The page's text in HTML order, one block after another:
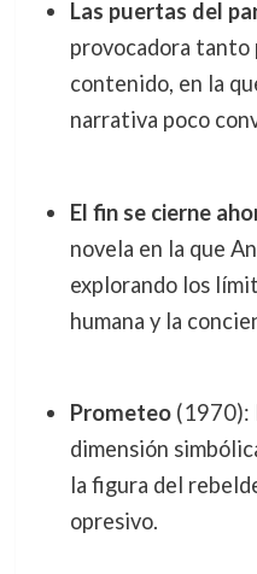
Las puertas del
provocadora tanto
contenido, en la
narrativa poco
El fin se cierne
novela en la que
explorando los
humana y la
Prometeo(1970):
dimensión
la figura del
opresivo.